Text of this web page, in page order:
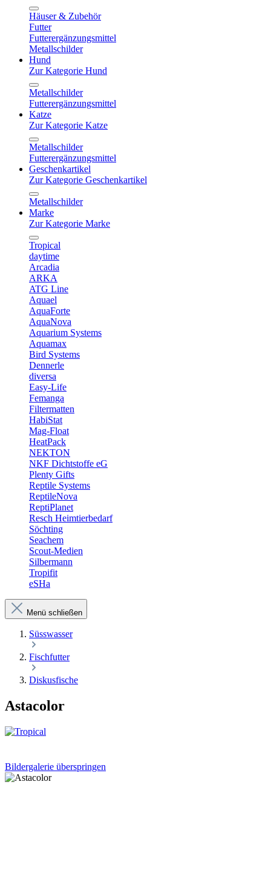
Häuser & Zubehör
Futter
Futterergänzungsmittel
Metallschilder
Hund
Zur Kategorie Hund
Metallschilder
Futterergänzungsmittel
Katze
Zur Kategorie Katze
Metallschilder
Futterergänzungsmittel
Geschenkartikel
Zur Kategorie Geschenkartikel
Metallschilder
Marke
Zur Kategorie Marke
Tropical
daytime
Arcadia
ARKA
ATG Line
Aquael
AquaForte
AquaNova
Aquarium Systems
Aquamax
Bird Systems
Dennerle
diversa
Easy-Life
Femanga
Filtermatten
HabiStat
Mag-Float
HeatPack
NEKTON
NKF Dichtstoffe eG
Plenty Gifts
Reptile Systems
ReptileNova
ReptiPlanet
Resch Heimtierbedarf
Söchting
Seachem
Scout-Medien
Silbermann
Tropifit
eSHa
Menü schließen
Süsswasser
Fischfutter
Diskusfische
Astacolor
Bildergalerie überspringen